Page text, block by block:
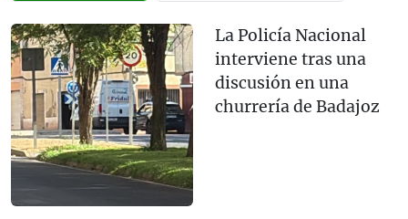
La Policía Nacional
interviene tras una
discusión en una
churrería de Badajoz